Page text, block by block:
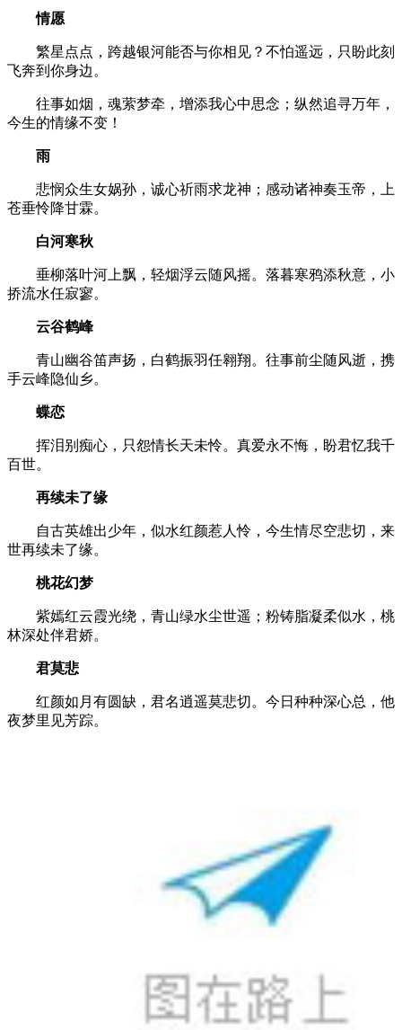
情愿
繁星点点，跨越银河能否与你相见？不怕遥远，只盼此刻
飞奔到你身边。
往事如烟，魂萦梦牵，增添我心中思念；纵然追寻万年，
今生的情缘不变！
雨
悲悯众生女娲孙，诚心祈雨求龙神；感动诸神奏玉帝，上
苍垂怜降甘霖。
白河寒秋
垂柳落叶河上飘，轻烟浮云随风摇。落暮寒鸦添秋意，小
挢流水任寂寥。
云谷鹤峰
青山幽谷笛声扬，白鹤振羽任翱翔。往事前尘随风逝，携
手云峰隐仙乡。
蝶恋
挥泪别痴心，只怨情长天未怜。真爱永不悔，盼君忆我千
百世。
再续未了缘
自古英雄出少年，似水红颜惹人怜，今生情尽空悲切，来
世再续未了缘。
桃花幻梦
紫嫣红云霞光绕，青山绿水尘世遥；粉铸脂凝柔似水，桃
林深处伴君娇。
君莫悲
红颜如月有圆缺，君名逍遥莫悲切。今日种种深心总，他
夜梦里见芳踪。